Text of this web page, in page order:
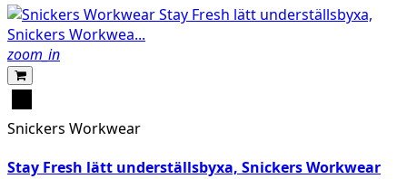
zoom_in
Snickers Workwear
Stay Fresh lätt underställsbyxa, Snickers Workwear